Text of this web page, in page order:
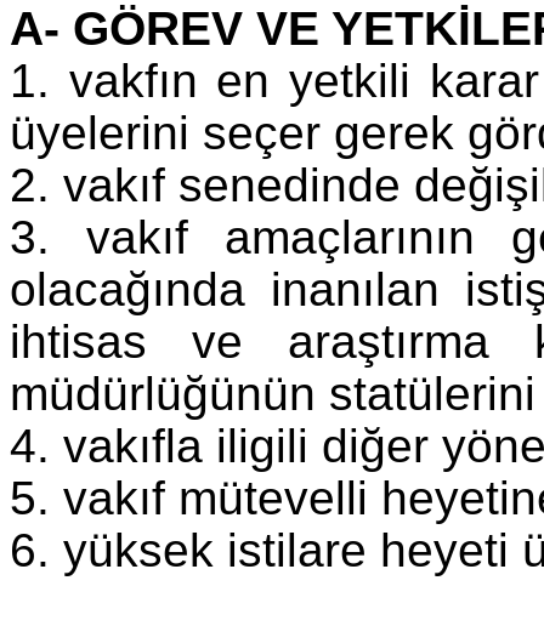
A- GÖREV VE
1. vakfın en yetkili
üyelerini seçer gerek
2. vakıf senedinde
3. vakıf amaçlarının
olacağında inanılan
ihtisas ve araştırma
müdürlüğünün
4. vakıfla iligili diğer
5. vakıf mütevelli
6. yüksek istilare heyeti